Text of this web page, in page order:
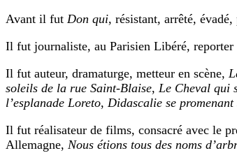
Avant il fut Don qui, résistant, arrêté, évadé,
Il fut journaliste, au Parisien Libéré,
Il fut auteur, dramaturge, metteur en scène,
soleils de la rue Saint-Blaise, Le Cheval qui
l’esplanade Loreto, Didascalie se
Il fut réalisateur de films, consacré avec le
Allemagne, Nous étions tous des noms